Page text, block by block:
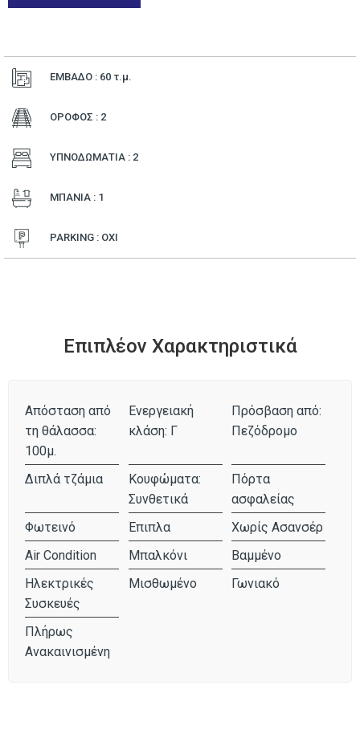
ΕΜΒΑΔΟ : 60 τ.μ.
ΟΡΟΦΟΣ : 2
ΥΠΝΟΔΩΜΑΤΙΑ : 2
ΜΠΑΝΙΑ : 1
PARKING : ΟΧΙ
Επιπλέον Χαρακτηριστικά
Απόσταση από
τη θάλασσα:
100μ.
Ενεργειακή
κλάση: Γ
Πρόσβαση από:
Πεζόδρομο
Διπλά τζάμια
Κουφώματα:
Συνθετικά
Πόρτα
ασφαλείας
Φωτεινό
Έπιπλα
Χωρίς Ασανσέρ
Air Condition
Μπαλκόνι
Βαμμένο
Ηλεκτρικές
Συσκευές
Μισθωμένο Γωνιακό
Πλήρως
Ανακαινισμένη